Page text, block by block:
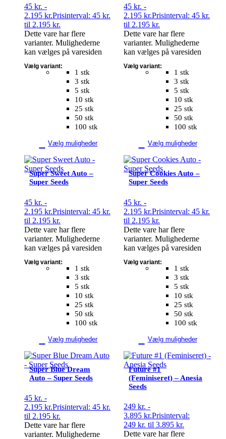
45 kr. -
2.195 kr.Prisinterval: 45 kr.
til 2.195 kr.
1 stk
3 stk
5 stk
10 stk
25 stk
50 stk
100 stk
Vælg variant:
Vælg muligheder
Dette vare har flere
varianter. Mulighederne
kan vælges på varesiden
45kr. -
2.195kr.Prisinterval: 45 kr.
til 2.195 kr.
1 stk
3 stk
5 stk
10 stk
25 stk
50 stk
100 stk
Vælg variant:
Vælg muligheder
Dette vare har flere
varianter. Mulighederne
kan vælges på varesiden
Super Sweet Auto –
Super Seeds
45 kr. -
2.195 kr.Prisinterval: 45 kr.
til 2.195 kr.
1 stk
3 stk
5 stk
10 stk
25 stk
50 stk
100 stk
Vælg variant:
Vælg muligheder
Dette vare har flere
varianter. Mulighederne
kan vælges på varesiden
Super Cookies Auto –
Super Seeds
45kr. -
2.195kr.Prisinterval: 45 kr.
til 2.195 kr.
1 stk
3 stk
5 stk
10 stk
25 stk
50 stk
100 stk
Vælg variant:
Vælg muligheder
Dette vare har flere
varianter. Mulighederne
kan vælges på varesiden
Super Blue Dream
Auto – Super Seeds
45 kr. -
2.195 kr.Prisinterval: 45 kr.
til 2.195 kr.
Dette vare har flere
varianter. Mulighederne
Future #1
(Feminiseret) – Anesia
Seeds
249kr. -
3.895kr.Prisinterval:
249 kr. til 3.895 kr.
Dette vare har flere